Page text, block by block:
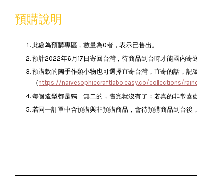
預購說明
此處為預購專區，數量為0者，表示已售出。
預計2022年6月17日寄回台灣，待商品到台時才能國內寄
預購款的陶手作類小物也可選擇直寄台灣，直寄的話，
（ https://naivesophiecraftlabo.easy.co/collections/
每個造型都是獨一無二的，售完就沒有了；若真的非常喜
若同一訂單中含預購與非預購商品，會待預購商品到台後